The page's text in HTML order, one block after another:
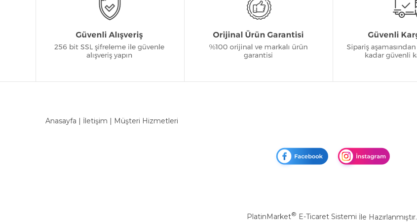
Anasayfa | İletişim | Müşteri Hizmetleri
PlatinMarket® E-Ticaret Sistemi İle Hazırlanmıştır.